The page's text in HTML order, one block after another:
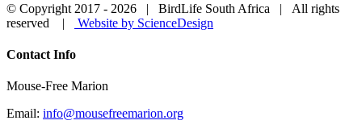
© Copyright 2017 - 2026 | BirdLife South Africa | All rights
reserved |
Website by ScienceDesign
Close
Bar
Contact Info
Mouse-Free Marion
Email: info@mousefreemarion.org